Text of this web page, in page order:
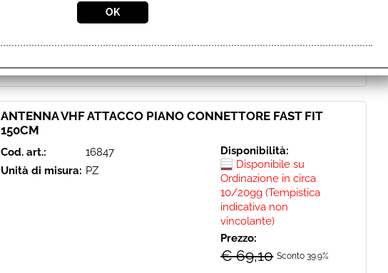
ANTENNA VHF ATTACCO PIANO CONNETTORE FAST FIT
150CM
Cod. art.:
16847
Unità di misura: PZ
Disponibilità:
Disponibile su
Ordinazione in circa
10/20gg (Tempistica
indicativa non
vincolante)
Prezzo:
€ 69,10 Sconto 39.9%